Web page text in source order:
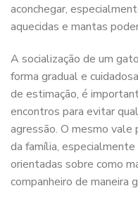
aconchegar,
aquecidas e mantas
A socialização de um
forma gradual e
de estimação, é
encontros para evitar
agressão. O mesmo vale
da família,
orientadas sobre como
companheiro de maneira